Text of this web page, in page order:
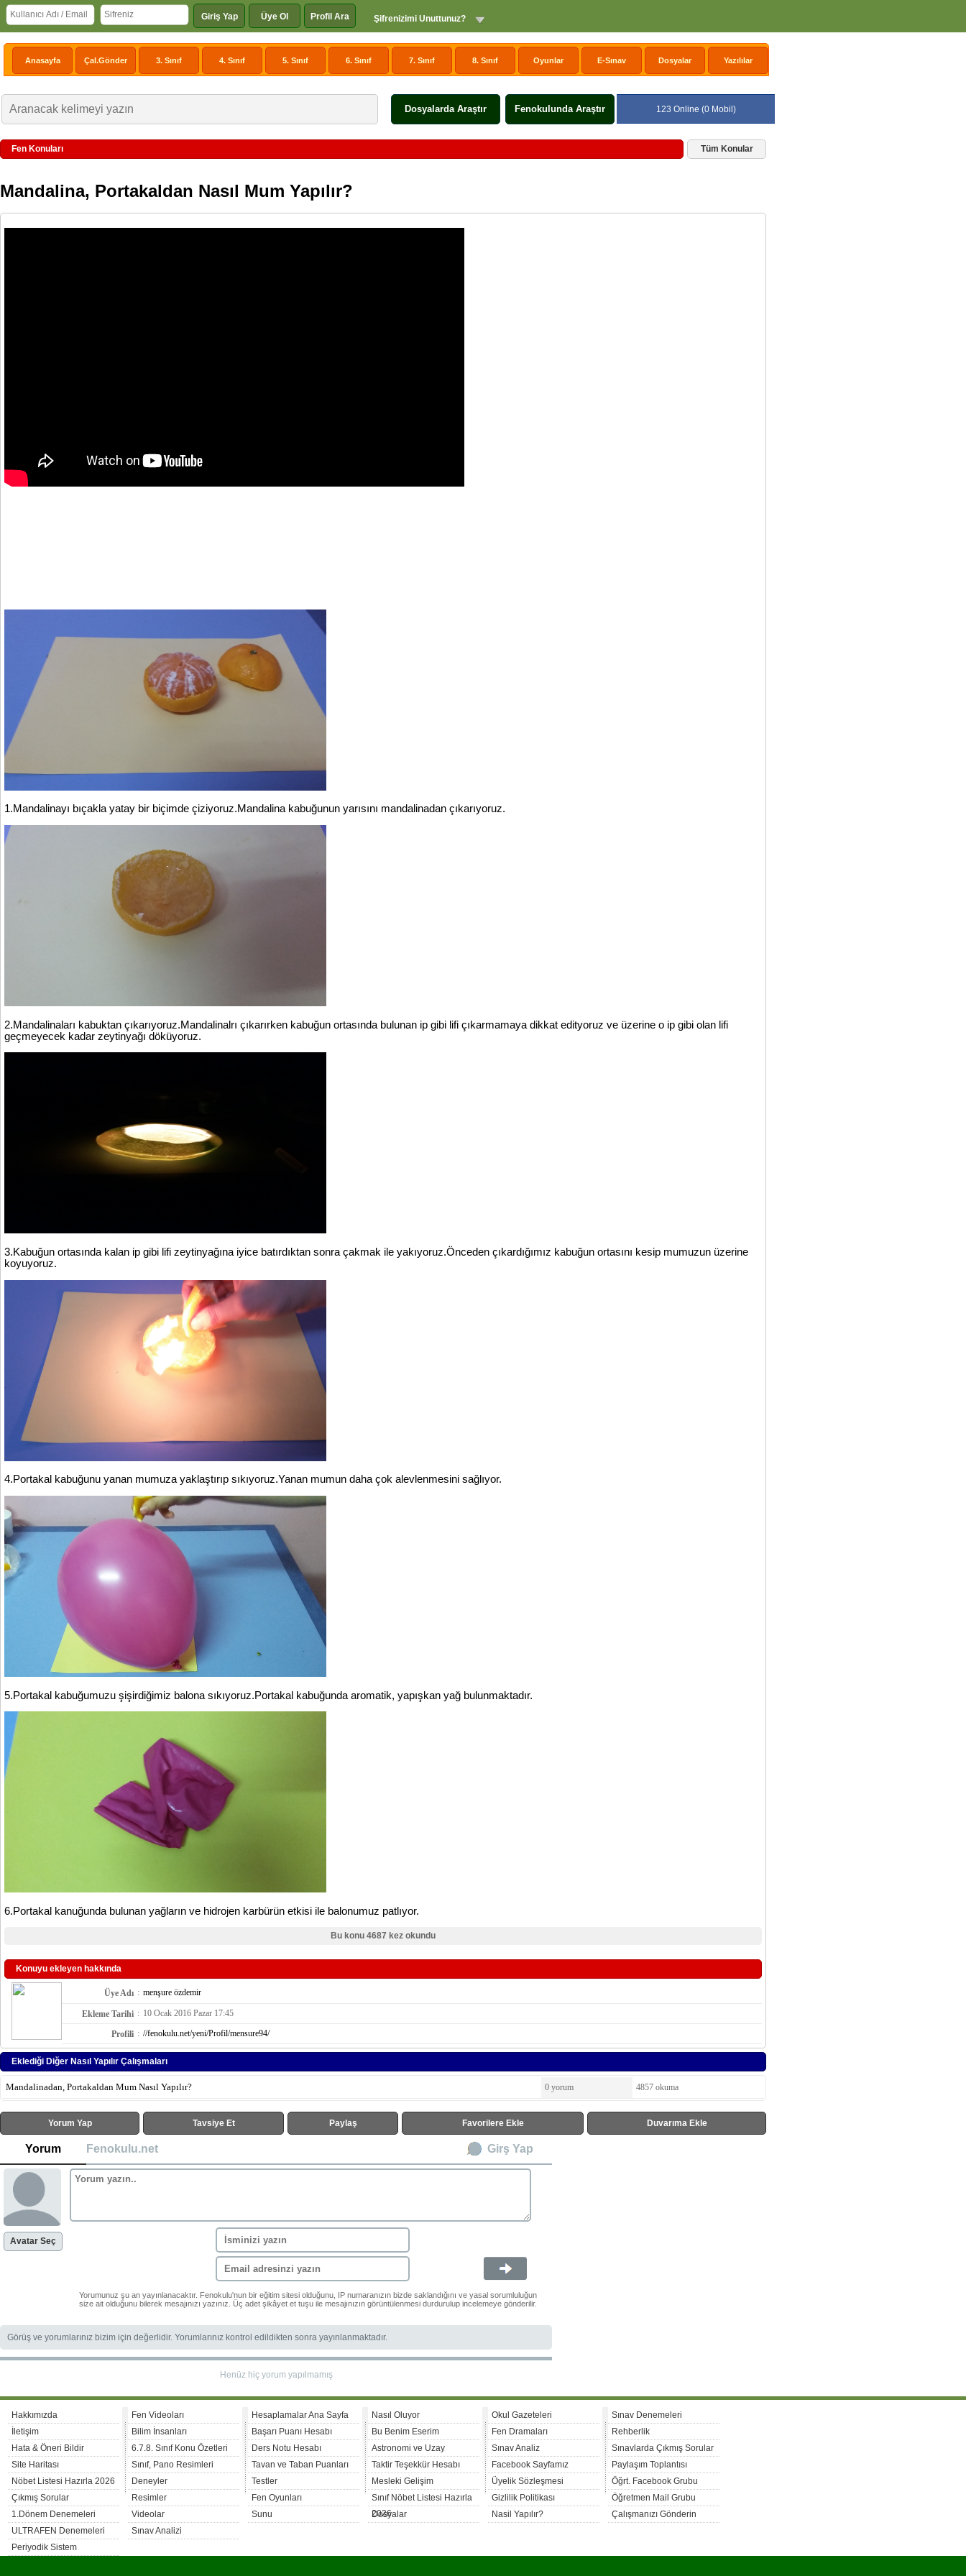
Giriş Yap Üye Ol Profil Ara Şifrenizimi Unuttunuz?
Anasayfa Çal.Gönder 3. Sınıf 4. Sınıf 5. Sınıf 6. Sınıf 7. Sınıf 8. Sınıf Oyunlar E-Sınav Dosyalar Yazılılar
Dosyalarda Araştır Fenokulunda Araştır 123 Online (0 Mobil)
Fen Konuları Tüm Konular
Mandalina, Portakaldan Nasıl Mum Yapılır?
1.Mandalinayı bıçakla yatay bir biçimde çiziyoruz.Mandalina kabuğunun yarısını mandalinadan çıkarıyoruz.
2.Mandalinaları kabuktan çıkarıyoruz.Mandalinalrı çıkarırken kabuğun ortasında bulunan ip gibi lifi çıkarmamaya dikkat edityoruz ve üzerine o ip gibi olan lifi
geçmeyecek kadar zeytinyağı döküyoruz.
3.Kabuğun ortasında kalan ip gibi lifi zeytinyağına iyice batırdıktan sonra çakmak ile yakıyoruz.Önceden çıkardığımız kabuğun ortasını kesip mumuzun üzerine
koyuyoruz.
4.Portakal kabuğunu yanan mumuza yaklaştırıp sıkıyoruz.Yanan mumun daha çok alevlenmesini sağlıyor.
5.Portakal kabuğumuzu şişirdiğimiz balona sıkıyoruz.Portakal kabuğunda aromatik, yapışkan yağ bulunmaktadır.
6.Portakal kanuğunda bulunan yağların ve hidrojen karbürün etkisi ile balonumuz patlıyor.
Bu konu 4687 kez okundu
Konuyu ekleyen hakkında
Üye Adı : menşure özdemir
Ekleme Tarihi : 10 Ocak 2016 Pazar 17:45
Profili : //fenokulu.net/yeni/Profil/mensure94/
Eklediği Diğer Nasıl Yapılır Çalışmaları
Mandalinadan, Portakaldan Mum Nasıl Yapılır? 0 yorum 4857 okuma
Yorum Yap Tavsiye Et Paylaş Favorilere Ekle Duvarıma Ekle
Yorum Fenokulu.net Girş Yap
Avatar Seç
Yorumunuz şu an yayınlanacaktır. Fenokulu'nun bir eğitim sitesi olduğunu, IP numaranızın bizde saklandığını ve yasal sorumluluğun
size ait olduğunu bilerek mesajınızı yazınız. Üç adet şikâyet et tuşu ile mesajınızın görüntülenmesi durdurulup incelemeye gönderilir.
Görüş ve yorumlarınız bizim için değerlidir. Yorumlarınız kontrol edildikten sonra yayınlanmaktadır.
Henüz hiç yorum yapılmamış
Hakkımızda
İletişim
Hata & Öneri Bildir
Site Haritası
Nöbet Listesi Hazırla 2026
Çıkmış Sorular
1.Dönem Denemeleri
ULTRAFEN Denemeleri
Periyodik Sistem
Fen Videoları
Bilim İnsanları
6.7.8. Sınıf Konu Özetleri
Sınıf, Pano Resimleri
Deneyler
Resimler
Videolar
Sınav Analizi
Hesaplamalar Ana Sayfa
Başarı Puanı Hesabı
Ders Notu Hesabı
Tavan ve Taban Puanları
Testler
Fen Oyunları
Sunu
Nasıl Oluyor
Bu Benim Eserim
Astronomi ve Uzay
Taktir Teşekkür Hesabı
Mesleki Gelişim
Sınıf Nöbet Listesi Hazırla
2026
Dosyalar
Okul Gazeteleri
Fen Dramaları
Sınav Analiz
Facebook Sayfamız
Üyelik Sözleşmesi
Gizlilik Politikası
Nasil Yapılır?
Sınav Denemeleri
Rehberlik
Sınavlarda Çıkmış Sorular
Paylaşım Toplantısı
Öğrt. Facebook Grubu
Öğretmen Mail Grubu
Çalışmanızı Gönderin